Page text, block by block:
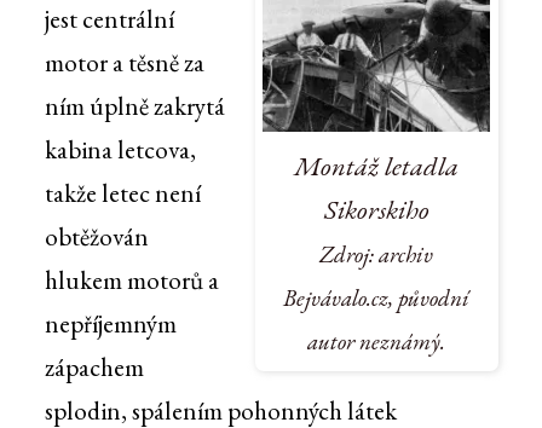
Montáž letadla
Sikorskiho
Zdroj: archiv
Bejvávalo.cz, původní
autor neznámý.
jest centrální
motor a těsně za
ním úplně zakrytá
kabina letcova,
takže letec není
obtěžován
hlukem motorů a
nepříjemným
zápachem
splodin, spálením pohonných látek